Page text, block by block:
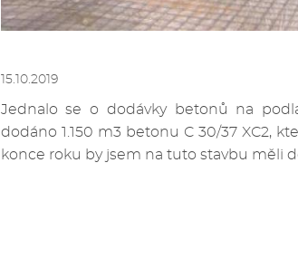
15.10.2019
Jednalo se o dodávky betonů na
dodáno 1.150 m3 betonu C 30/37 XC2,
konce roku by jsem na tuto stavbu měli